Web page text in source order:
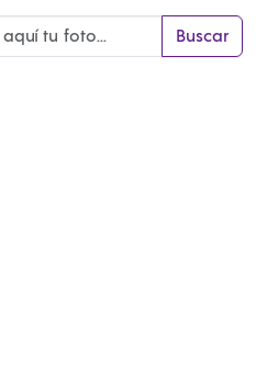
Buscar